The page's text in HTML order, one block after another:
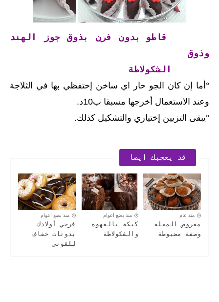
قاطو بدون فرن بذوق جوز الهند
وذوق
الشكولاطة
°أما إن كان الجو حار اي ساخن إحتفظي بها في الثلاجة
وعند الاستعمال أخرجها مسبقا ب10د.
°يبقى التزيين إختياري والتشكيل كذلك.
قد يعجبك ايضا
منذ عام
مقروض المقلة
وصفة مضبوطة
منذ بضع اعوام
كيكة بالقهوة
والشكولاطة
منذ بضع اعوام
فرحي أولادك
بدونات خفاف
للقوتي